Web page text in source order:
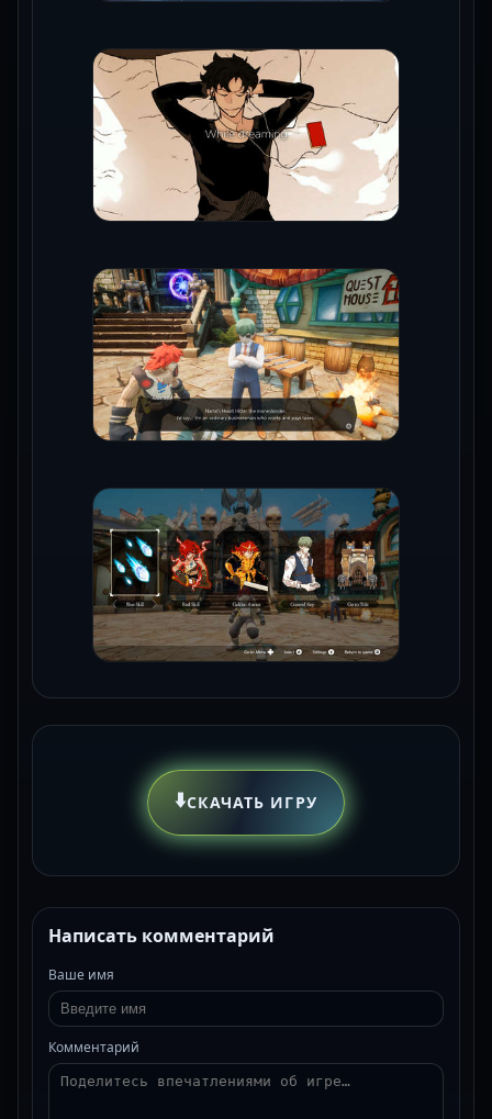
⬇️СКАЧАТЬ ИГРУ
Написать комментарий
Ваше имя
Комментарий